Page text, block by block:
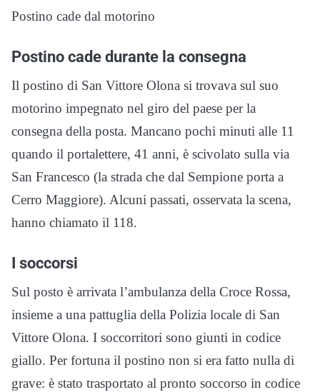
Postino cade dal motorino
Postino cade durante la consegna
Il postino di San Vittore Olona si trovava sul suo
motorino impegnato nel giro del paese per la
consegna della posta. Mancano pochi minuti alle 11
quando il portalettere, 41 anni, è scivolato sulla via
San Francesco (la strada che dal Sempione porta a
Cerro Maggiore). Alcuni passati, osservata la scena,
hanno chiamato il 118.
I soccorsi
Sul posto è arrivata l’ambulanza della Croce Rossa,
insieme a una pattuglia della Polizia locale di San
Vittore Olona. I soccorritori sono giunti in codice
giallo. Per fortuna il postino non si era fatto nulla di
grave: è stato trasportato al pronto soccorso in codice